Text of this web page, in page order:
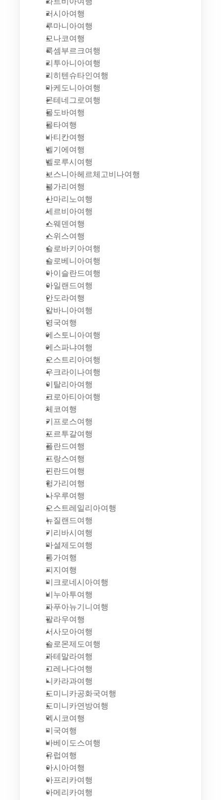
러시아여행
루마니아여행
모나코여행
룩셈부르크여행
리투아니아여행
리히텐슈타인여행
마케도니아여행
몬테네그로여행
몰도바여행
몰타여행
바티칸여행
벨기에여행
벨로루시여행
보스니아헤르체고비나여행
불가리여행
산마리노여행
세르비아여행
스웨덴여행
스위스여행
슬로바키아여행
슬로베니아여행
아이슬란드여행
아일랜드여행
안도라여행
알바니아여행
영국여행
에스토니아여행
에스파냐여행
오스트리아여행
우크라이나여행
이탈리아여행
크로아티아여행
체코여행
키프로스여행
포르투갈여행
폴란드여행
프랑스여행
핀란드여행
헝가리여행
나우루여행
오스트레일리아여행
뉴질랜드여행
키리바시여행
마셜제도여행
통가여행
피지여행
미크로네시아여행
비누아투여행
파푸아뉴기니여행
팔라우여행
서사모아여행
솔로몬제도여행
과테말라여행
그레나다여행
니카라과여행
도미니카공화국여행
도미니카연방여행
멕시코여행
미국여행
바베이도스여행
유럽여행
아시아여행
아프리카여행
아메리카여행